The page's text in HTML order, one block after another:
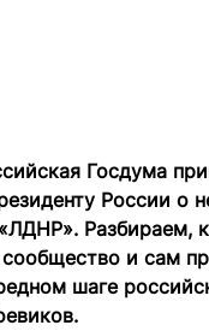
Госдума
России о
Разбираем,
и сам
шаге